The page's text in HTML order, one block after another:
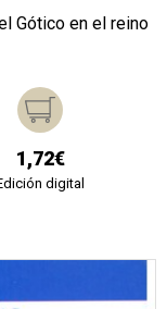
Gótico en el reino
1,72€
digital